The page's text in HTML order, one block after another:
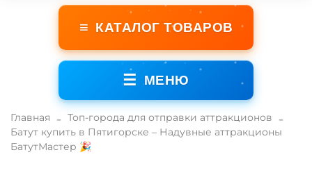
≡ КАТАЛОГ ТОВАРОВ
☰ МЕНЮ
Главная
Топ-города для отправки аттракционов
Батут купить в Пятигорске – Надувные аттракционы
БатутМастер 🎉